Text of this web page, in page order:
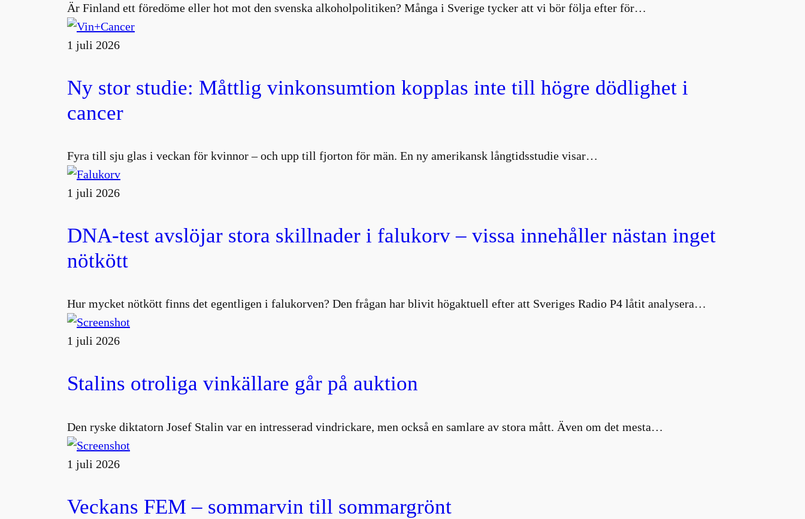
Är Finland ett föredöme eller hot mot den svenska alkoholpolitiken? Många i Sverige tycker att vi bör följa efter för…
1 juli 2026
Ny stor studie: Måttlig vinkonsumtion kopplas inte till högre dödlighet i
cancer
Fyra till sju glas i veckan för kvinnor – och upp till fjorton för män. En ny amerikansk långtidsstudie visar…
1 juli 2026
DNA-test avslöjar stora skillnader i falukorv – vissa innehåller nästan inget
nötkött
Hur mycket nötkött finns det egentligen i falukorven? Den frågan har blivit högaktuell efter att Sveriges Radio P4 låtit analysera…
1 juli 2026
Stalins otroliga vinkällare går på auktion
Den ryske diktatorn Josef Stalin var en intresserad vindrickare, men också en samlare av stora mått. Även om det mesta…
1 juli 2026
Veckans FEM – sommarvin till sommargrönt